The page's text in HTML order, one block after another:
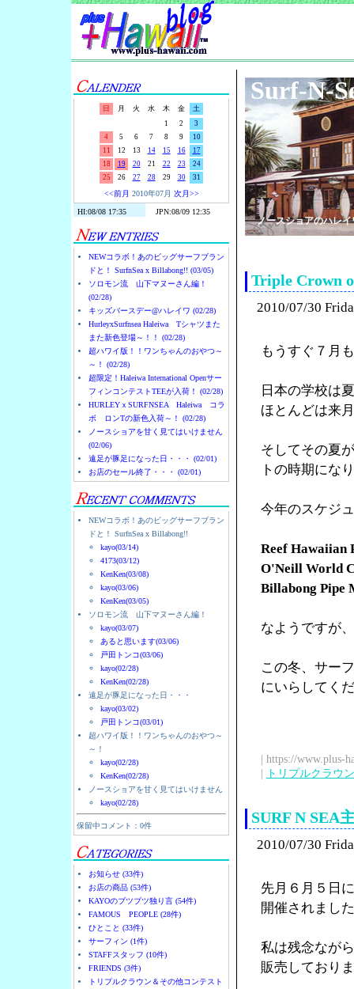
日 月 火 水 木 金
土
1
2
3
4
5 6 7 8 9
10
11
12 13 14 15 16
17
18
19 20 21 22 23
24
25
26 27 28 29 30 31
<<前月 2010年07月 次月>>
NEWコラボ！あのビッグサーフブラン
ドと！ SurfnSea x Billabong!! (03/05)
ソロモン流 山下マヌーさん編！
(02/28)
キッズバースデー@ハレイワ (02/28)
HurleyxSurfnsea Haleiwa Tシャツまた
また新色登場～！！ (02/28)
超ハワイ版！！ワンちゃんのおやつ～
～！ (02/28)
超限定！Haleiwa International Openサー
フィンコンテストTEEが入荷！ (02/28)
HURLEYｘSURFNSEA Haleiwa コラ
ボ ロンTの新色入荷～！ (02/28)
ノースショアを甘く見てはいけません
(02/06)
遠足が豚足になった日・・・ (02/01)
お店のセール終了・・・ (02/01)
NEWコラボ！あのビッグサーフブラン
ドと！ SurfnSea x Billabong!!
kayo(03/14)
4173(03/12)
KenKen(03/08)
kayo(03/06)
KenKen(03/05)
ソロモン流 山下マヌーさん編！
kayo(03/07)
あると思います(03/06)
戸田トンコ(03/06)
kayo(02/28)
KenKen(02/28)
遠足が豚足になった日・・・
kayo(03/02)
戸田トンコ(03/01)
超ハワイ版！！ワンちゃんのおやつ～
～！
kayo(02/28)
KenKen(02/28)
ノースショアを甘く見てはいけません
kayo(02/28)
保留中コメント：0件
お知らせ (33件)
お店の商品 (53件)
KAYOのブツブツ独り言 (54件)
FAMOUS PEOPLE (28件)
ひとこと (33件)
サーフィン (1件)
STAFFスタッフ (10件)
FRIENDS (3件)
トリプルクラウン＆その他コンテスト
Surf-N-
ノースショアのハレ
Triple Crown
2010/07/30
もうすぐ７月
日本の学校は
ほとんどは来
そしてその夏
トの時期にな
今年のスケジ
Reef Hawaiian
O'Neill World
Billabong Pipe
なようですが
この冬、サー
にいらしてく
| https://www.plus-
|
トリプルクラウ
SURF N
2010/07/30
先月６月５日
開催されまし
私は残念なが
販売しており